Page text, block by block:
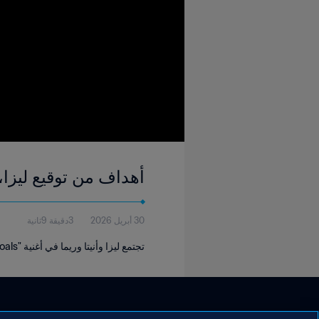
أهداف من توقيع ليزا،
30 أبريل 2026 3دقيقة 9ثانية
تجتمع ليزا وأنيتا وريما في أغنية "Goals"، أحدث إصدارات الألبوم الرسمي لكأس العالم FIFA 2026™.